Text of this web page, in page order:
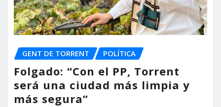
GENT DE TORRENT POLÍTICA
Folgado: “Con el PP, Torrent
será una ciudad más limpia y
más segura”